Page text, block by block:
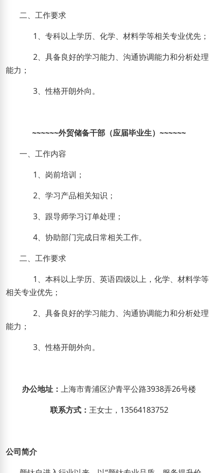
二、工作要求
1 、专科以上学历、化学、材料学等相关专业优先；
2、具备良好的学习能力、沟通协调能力和分析处理
能力；
3、性格开朗外向。
~~~~~~外贸储备干部 （应届毕业生） ~~~~~~
一、工作内容
1 、岗前培训；
2、学习产品相关知识；
3、跟导师学习订单处理；
4、协助部门完成日常相关工作。
二、工作要求
1 、本科以上学历、英语四级以上，化学、材料学等
相关专业优先；
2、具备良好的学习能力、沟通协调能力和分析处理
能力；
3、性格开朗外向。
办公地址： 上海市青浦区沪青平公路3938弄26号楼
联系方式： 王女士， 13564183752
公司简介